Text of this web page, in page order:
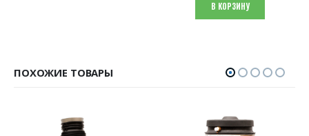
В КОРЗИНУ
ПОХОЖИЕ ТОВАРЫ